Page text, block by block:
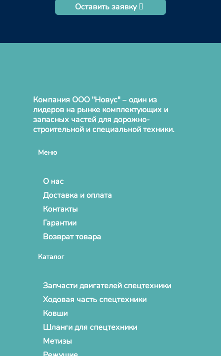
Оставить заявку
Компания ООО "Новус" – один из
лидеров на рынке комплектующих и
запасных частей для дорожно-
строительной и специальной техники.
Меню
О нас
Доставка и оплата
Контакты
Гарантии
Возврат товара
Каталог
Запчасти двигателей спецтехники
Ходовая часть спецтехники
Ковши
Шланги для спецтехники
Метизы